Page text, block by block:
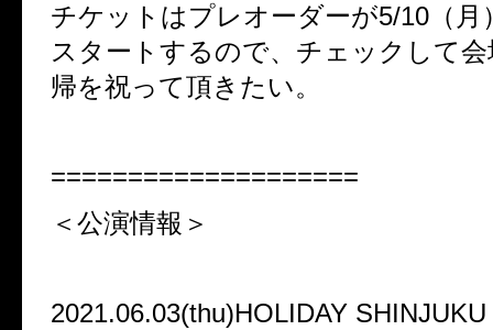
チケットはプレオーダーが5/10（月
スタートするので、チェックして
帰を祝って頂きたい。
====================
＜公演情報＞
2021.06.03(thu)HOLIDAY SHINJUKU